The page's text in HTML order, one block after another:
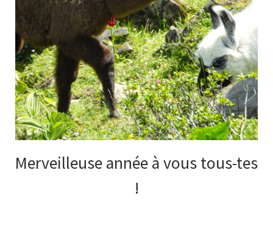
Merveilleuse année à vous tous-tes
!